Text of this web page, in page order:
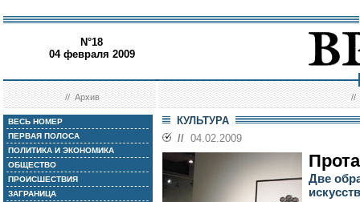
N°18
04 февраля 2009
//Архив //
ВЕСЬ НОМЕР
ПЕРВАЯ ПОЛОСА
ПОЛИТИКА И ЭКОНОМИКА
ОБЩЕСТВО
ПРОИСШЕСТВИЯ
ЗАГРАНИЦА
КУЛЬТУРА
// 04.02.2009
Две